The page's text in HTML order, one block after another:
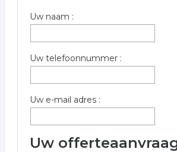
Trefwoorden:
stratenbedrijf
Uw naam :
Uw telefoonnummer :
Uw e-mail adres :
Uw